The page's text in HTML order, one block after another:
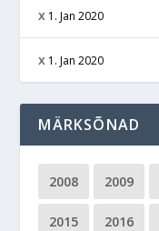
x 1. Jan 2020
x 1. Jan 2020
MÄRKSÕNAD
2008 2009
2015 2016